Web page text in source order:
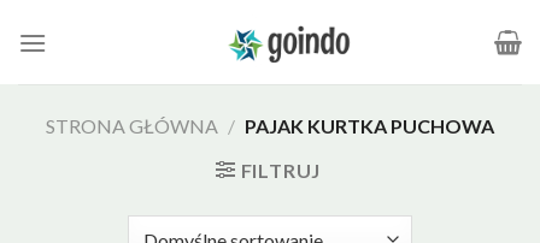
STRONA GŁÓWNA / PAJAK KURTKA PUCHOWA
FILTRUJ